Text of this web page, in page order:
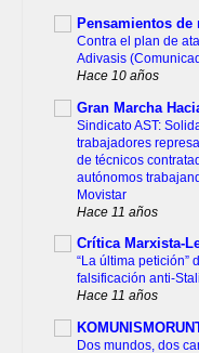
Pensamientos
Contra el plan de
Adivasis
Hace 10 años
Gran Marcha
Sindicato AST:
trabajadores
de técnicos
autónomos
Movistar
Hace 11 años
Crítica Marxista-
“La última petición”
falsificación anti-
Hace 11 años
Dos mundos, dos